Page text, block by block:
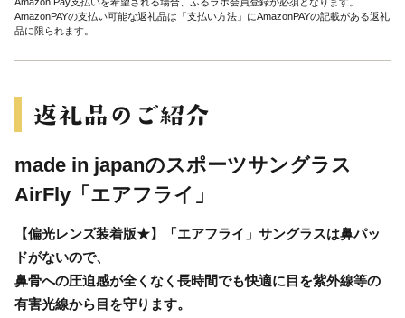
AmazonPAYの支払い可能な返礼品は「支払い方法」にAmazonPAYの記載がある返礼
品に限られます。
made in japanのスポーツサングラス
AirFly「エアフライ」
【偏光レンズ装着版★】「エアフライ」サングラスは鼻パッ
ドがないので、
鼻骨への圧迫感が全くなく長時間でも快適に目を紫外線等の
有害光線から目を守ります。